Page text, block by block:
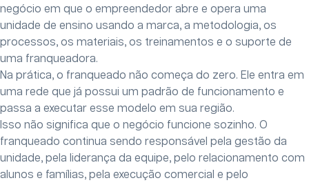
negócio em que o empreendedor abre e opera uma
unidade de ensino usando a marca, a metodologia, os
processos, os materiais, os treinamentos e o suporte de
uma franqueadora.
Na prática, o franqueado não começa do zero. Ele entra em
uma rede que já possui um padrão de funcionamento e
passa a executar esse modelo em sua região.
Isso não significa que o negócio funcione sozinho. O
franqueado continua sendo responsável pela gestão da
unidade, pela liderança da equipe, pelo relacionamento com
alunos e famílias, pela execução comercial e pelo